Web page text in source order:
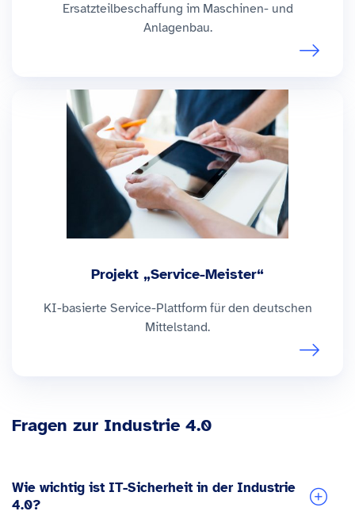
Ersatzteilbeschaffung im Maschinen- und
Anlagenbau.
Projekt „Service-Meister“
KI-basierte Service-Plattform für den deutschen
Mittelstand.
Fragen zur Industrie 4.0
Wie wichtig ist IT-Sicherheit in der Industrie
4.0?